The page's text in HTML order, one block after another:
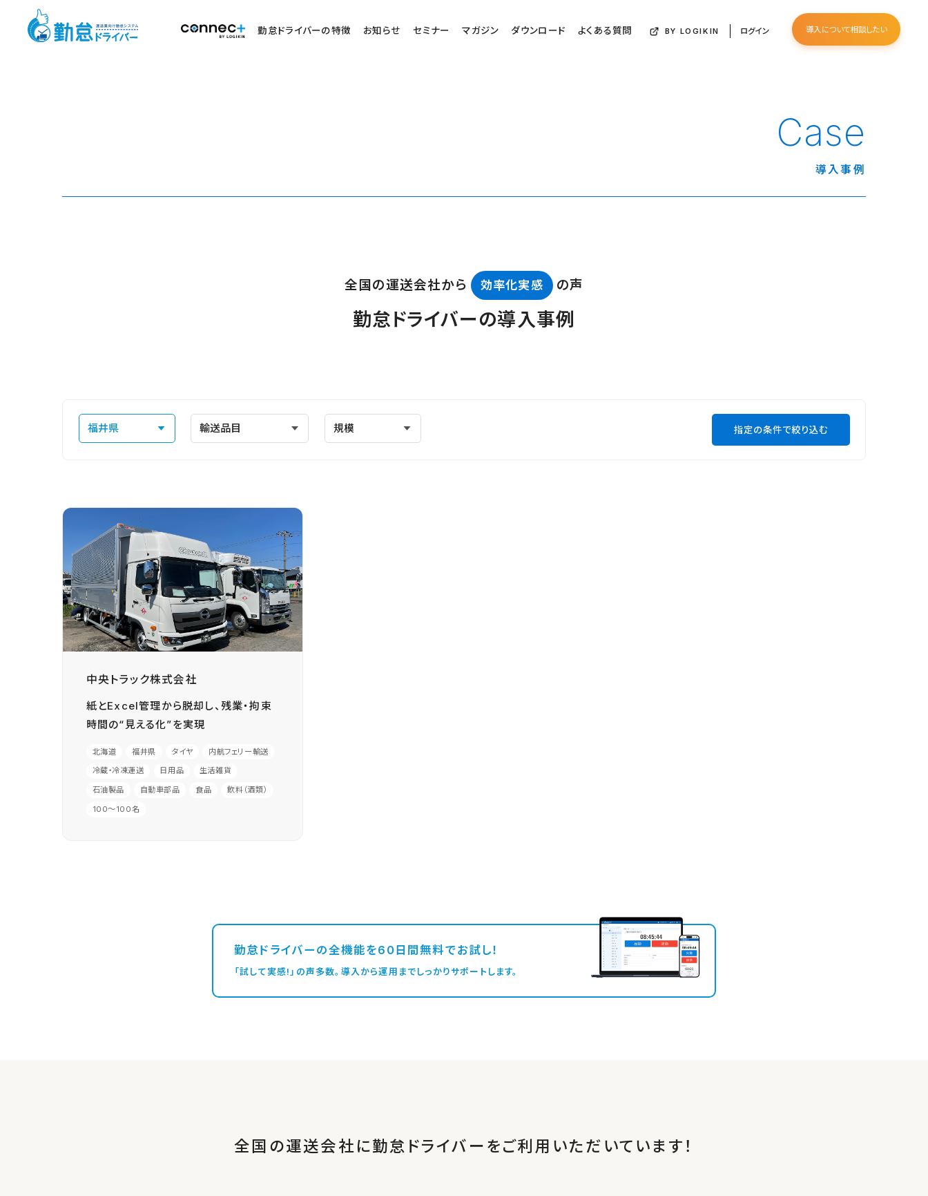
勤怠ドライバーの特徴 お知らせ セミナー マガジン ダウンロード よくある質問 BY LOGIKIN ログイン 導入について相談したい
Case
導入事例
全国の運送会社から 効率化実感 の声
勤怠ドライバーの導入事例
指定の条件で絞り込む
中央トラック株式会社
紙とExcel管理から脱却し、残業・拘束
時間の“見える化”を実現
北海道 福井県 タイヤ
内航フェリー輸送
冷蔵・冷凍運送
日用品
生活雑貨
石油製品
自動車部品 食品
飲料（酒類）
100〜100名
勤怠ドライバーの全機能を60日間無料でお試し！
「試して実感!」の声多数。導入から運用までしっかりサポートします。
全国の運送会社に勤怠ドライバーをご利用いただいています！